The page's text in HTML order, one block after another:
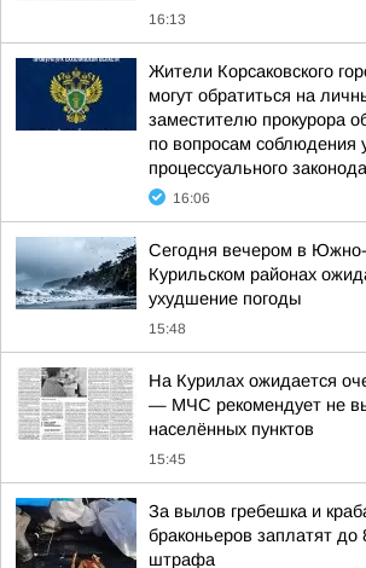
16:13
Жители Корсаковского
могут обратиться на
заместителю прокурора
по вопросам соблюдения
процессуального
16:06
Сегодня вечером в
Курильском районах
ухудшение погоды
15:48
На Курилах ожидается
— МЧС рекомендует не
населённых пунктов
15:45
За вылов гребешка и
браконьеров заплатят до
штрафа